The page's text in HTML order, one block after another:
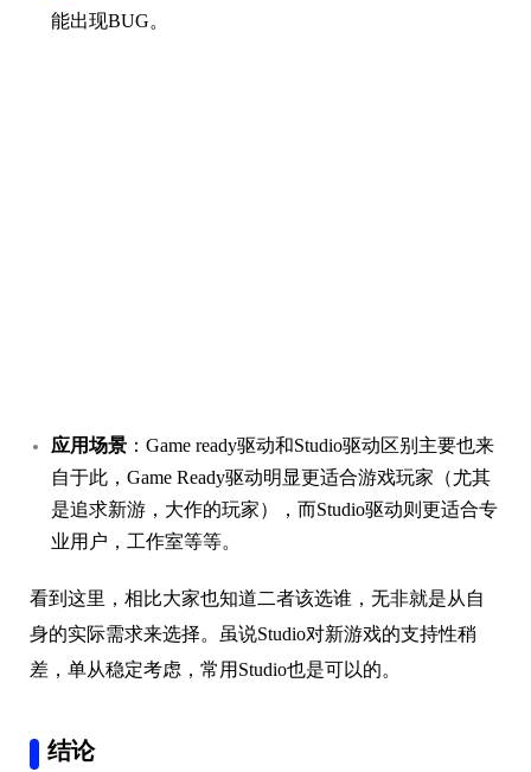
能出现BUG。
应用场景 ：Game ready驱动和Studio驱动区别主要也来
自于此，Game Ready驱动明显更适合游戏玩家（尤其
是追求新游，大作的玩家），而Studio驱动则更适合专
业用户，工作室等等。
看到这里，相比大家也知道二者该选谁，无非就是从自
身的实际需求来选择。虽说Studio对新游戏的支持性稍
差，单从稳定考虑，常用Studio也是可以的。
结论